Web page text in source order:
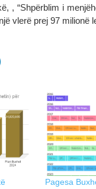
, “Shpërblim i
vlerë prej 97 milionë
Pagesa